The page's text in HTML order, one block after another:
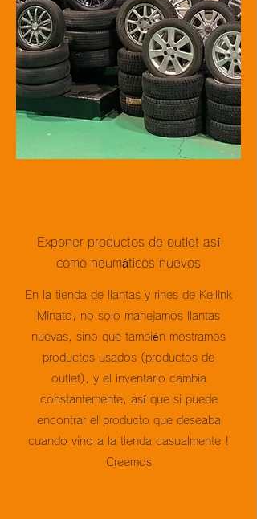
Sáb: 9:00-18:30
Día de vacaciones
Exponer productos de outlet así
como neumáticos nuevos
En la tienda de llantas y rines de Keilink
Minato, no solo manejamos llantas
nuevas, sino que también mostramos
productos usados (productos de
outlet), y el inventario cambia
constantemente, así que si puede
encontrar el producto que deseaba
cuando vino a la tienda casualmente !
Creemos